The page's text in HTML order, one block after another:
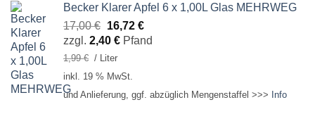
Becker Klarer Apfel 6 x 1,00L Glas MEHRWEG
17,00€ Ursprünglicher
Preis
war:
16,72 €Aktueller
Preis
zzgl. 2,40 € Pfand
1,99€ / Liter
inkl. 19 % MwSt.
und Anlieferung, ggf. abzüglich Mengenstaffel >>> Info